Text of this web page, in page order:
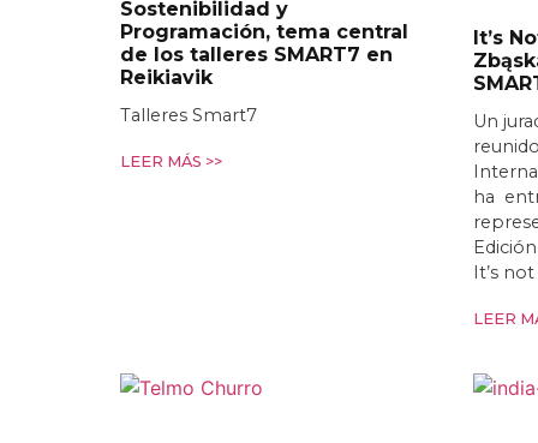
Sostenibilidad y
Programación, tema central
de los talleres SMART7 en
Reikiavik
Talleres Smart7
LEER MÁS >>
It’s
Un
ha
It’s
LEER